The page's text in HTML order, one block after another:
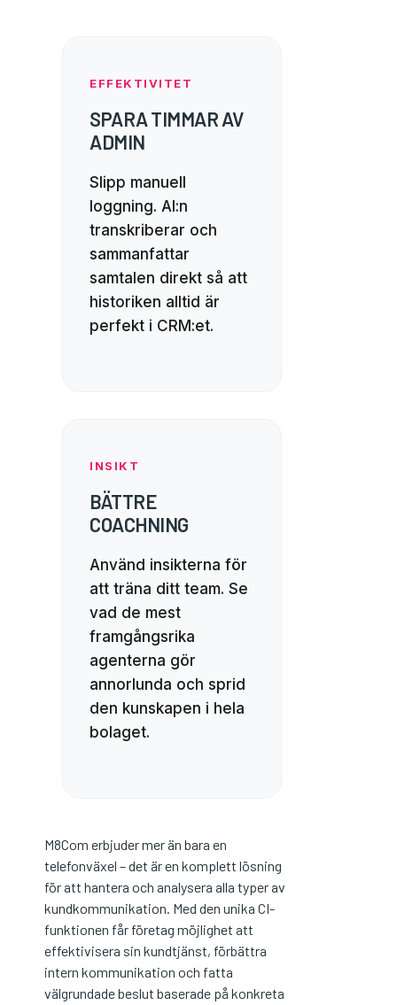
EFFEKTIVITET
SPARA TIMMAR AV
ADMIN
Slipp manuell
loggning. AI:n
transkriberar och
sammanfattar
samtalen direkt så att
historiken alltid är
perfekt i CRM:et.
INSIKT
BÄTTRE
COACHNING
Använd insikterna för
att träna ditt team. Se
vad de mest
framgångsrika
agenterna gör
annorlunda och sprid
den kunskapen i hela
bolaget.
M8Com erbjuder mer än bara en
telefonväxel – det är en komplett lösning
för att hantera och analysera alla typer av
kundkommunikation. Med den unika CI-
funktionen får företag möjlighet att
effektivisera sin kundtjänst, förbättra
intern kommunikation och fatta
välgrundade beslut baserade på konkreta